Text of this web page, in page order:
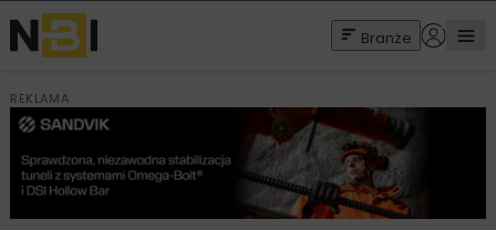
Branże
REKLAMA